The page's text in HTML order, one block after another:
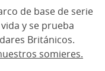
de base de serie
y se prueba
Británicos.
somieres.